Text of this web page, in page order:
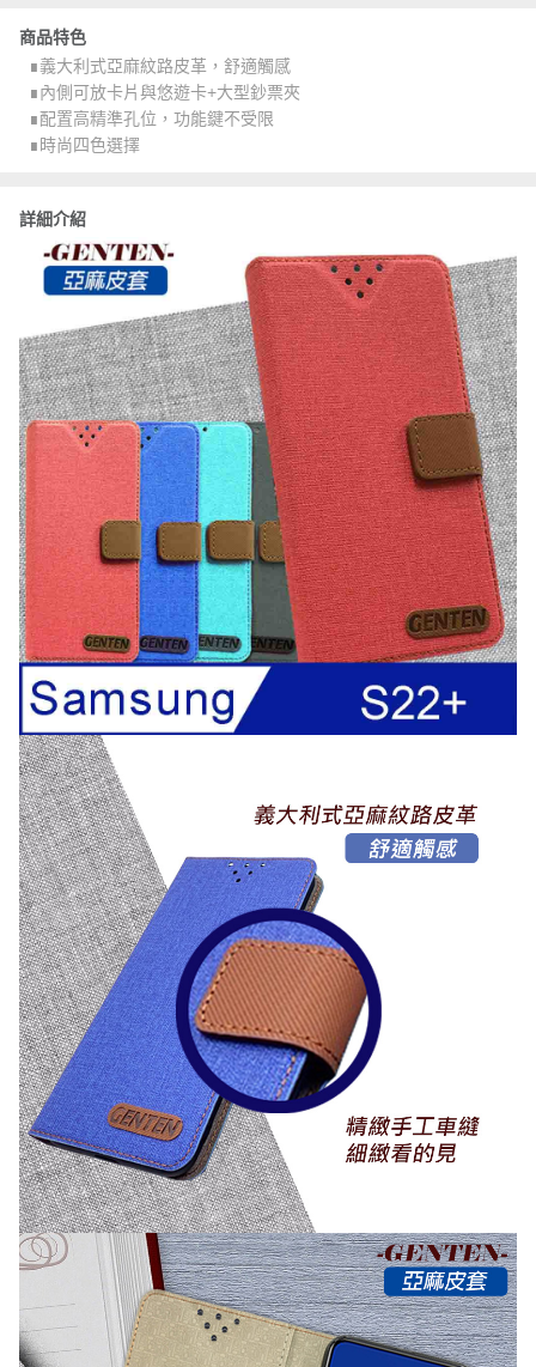
商品特色
∎義大利式亞麻紋路皮革，舒適觸感
∎內側可放卡片與悠遊卡+大型鈔票夾
∎配置高精準孔位，功能鍵不受限
∎時尚四色選擇
詳細介紹